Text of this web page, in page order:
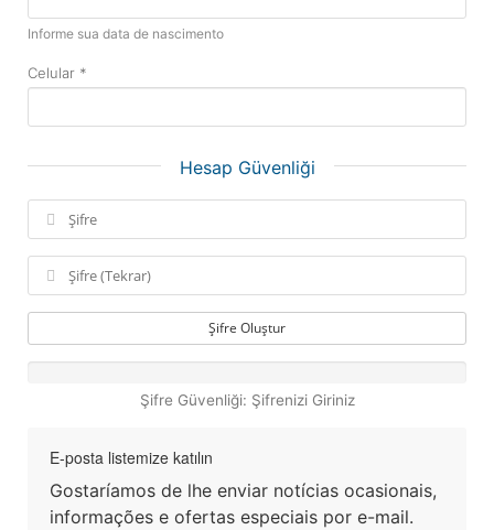
Informe sua data de nascimento
Celular *
Hesap Güvenliği
Şifre Oluştur
Şifre Güvenliği: Şifrenizi Giriniz
E-posta listemize katılın
Gostaríamos de lhe enviar notícias ocasionais,
informações e ofertas especiais por e-mail.